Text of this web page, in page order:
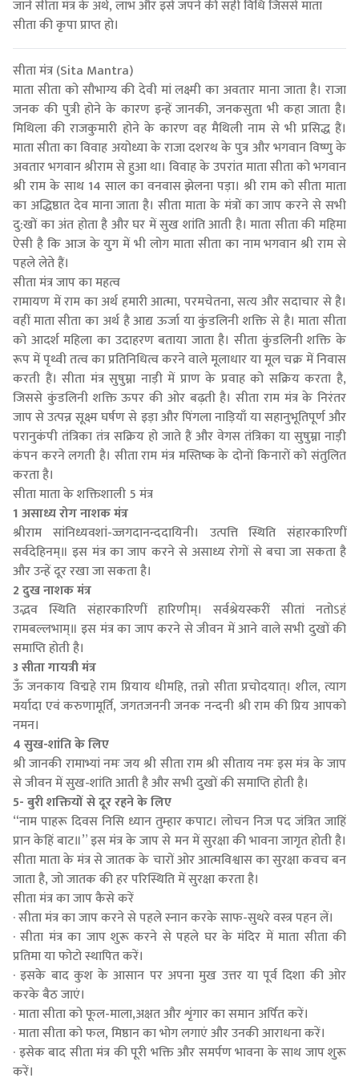
जानें सीता मंत्र के अर्थ, लाभ और इसे जपने की सही विधि जिससे माता
सीता की कृपा प्राप्त हो।
सीता मंत्र (Sita Mantra)
माता सीता को सौभाग्य की देवी मां लक्ष्मी का अवतार माना जाता है। राजा
जनक की पुत्री होने के कारण इन्हें जानकी, जनकसुता भी कहा जाता है।
मिथिला की राजकुमारी होने के कारण वह मैथिली नाम से भी प्रसिद्ध हैं।
माता सीता का विवाह अयोध्या के राजा दशरथ के पुत्र और भगवान विष्णु के
अवतार भगवान श्रीराम से हुआ था। विवाह के उपरांत माता सीता को भगवान
श्री राम के साथ 14 साल का वनवास झेलना पड़ा। श्री राम को सीता माता
का अद्धिष्ठात देव माना जाता है। सीता माता के मंत्रों का जाप करने से सभी
दु:खों का अंत होता है और घर में सुख शांति आती है। माता सीता की महिमा
ऐसी है कि आज के युग में भी लोग माता सीता का नाम भगवान श्री राम से
पहले लेते हैं।
सीता मंत्र जाप का महत्व
रामायण में राम का अर्थ हमारी आत्मा, परमचेतना, सत्य और सदाचार से है।
वहीं माता सीता का अर्थ है आद्य ऊर्जा या कुंडलिनी शक्ति से है। माता सीता
को आदर्श महिला का उदाहरण बताया जाता है। सीता कुंडलिनी शक्ति के
रूप में पृथ्वी तत्व का प्रतिनिधित्व करने वाले मूलाधार या मूल चक्र में निवास
करती हैं। सीता मंत्र सुषुम्ना नाड़ी में प्राण के प्रवाह को सक्रिय करता है,
जिससे कुंडलिनी शक्ति ऊपर की ओर बढ़ती है। सीता राम मंत्र के निरंतर
जाप से उत्पन्न सूक्ष्म घर्षण से इड़ा और पिंगला नाड़ियाँ या सहानुभूतिपूर्ण और
परानुकंपी तंत्रिका तंत्र सक्रिय हो जाते हैं और वेगस तंत्रिका या सुषुम्ना नाड़ी
कंपन करने लगती है। सीता राम मंत्र मस्तिष्क के दोनों किनारों को संतुलित
करता है।
सीता माता के शक्तिशाली 5 मंत्र
1 असाध्य रोग नाशक मंत्र
श्रीराम सांनिध्यवशां-ज्जगदानन्ददायिनी। उत्पत्ति स्थिति संहारकारिणीं
सर्वदेहिनम्॥ इस मंत्र का जाप करने से असाध्य रोगों से बचा जा सकता है
और उन्हें दूर रखा जा सकता है।
2 दुख नाशक मंत्र
उद्भव स्थिति संहारकारिणीं हारिणीम्। सर्वश्रेयस्करीं सीतां नतोऽहं
रामबल्लभाम्॥ इस मंत्र का जाप करने से जीवन में आने वाले सभी दुखों की
समाप्ति होती है।
3 सीता गायत्री मंत्र
ऊँ जनकाय विद्महे राम प्रियाय धीमहि, तन्नो सीता प्रचोदयात्। शील, त्याग
मर्यादा एवं करुणामूर्ति, जगतजननी जनक नन्दनी श्री राम की प्रिय आपको
नमन।
4 सुख-शांति के लिए
श्री जानकी रामाभ्यां नमः जय श्री सीता राम श्री सीताय नमः इस मंत्र के जाप
से जीवन में सुख-शांति आती है और सभी दुखों की समाप्ति होती है।
5- बुरी शक्तियों से दूर रहने के लिए
“नाम पाहरू दिवस निसि ध्यान तुम्हार कपाट। लोचन निज पद जंत्रित जाहिं
प्रान केहिं बाट॥” इस मंत्र के जाप से मन में सुरक्षा की भावना जागृत होती है।
सीता माता के मंत्र से जातक के चारों ओर आत्मविश्वास का सुरक्षा कवच बन
जाता है, जो जातक की हर परिस्थिति में सुरक्षा करता है।
सीता मंत्र का जाप कैसे करें
· सीता मंत्र का जाप करने से पहले स्नान करके साफ-सुथरे वस्त्र पहन लें।
· सीता मंत्र का जाप शुरू करने से पहले घर के मंदिर में माता सीता की
प्रतिमा या फोटो स्थापित करें।
· इसके बाद कुश के आसान पर अपना मुख उत्तर या पूर्व दिशा की ओर
करके बैठ जाएं।
· माता सीता को फूल-माला,अक्षत और शृंगार का समान अर्पित करें।
· माता सीता को फल, मिष्ठान का भोग लगाएं और उनकी आराधना करें।
· इसेक बाद सीता मंत्र की पूरी भक्ति और समर्पण भावना के साथ जाप शुरू
करें।